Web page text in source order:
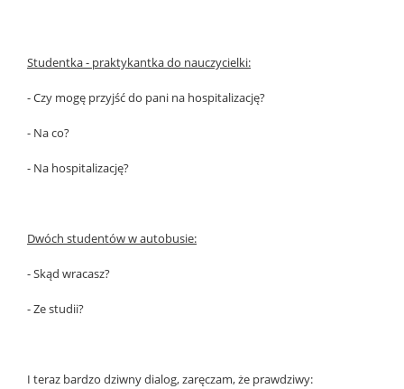
Studentka - praktykantka do nauczycielki:
- Czy mogę przyjść do pani na hospitalizację?
- Na co?
- Na hospitalizację?
Dwóch studentów w autobusie:
- Skąd wracasz?
- Ze studii?
I teraz bardzo dziwny dialog, zaręczam, że prawdziwy: